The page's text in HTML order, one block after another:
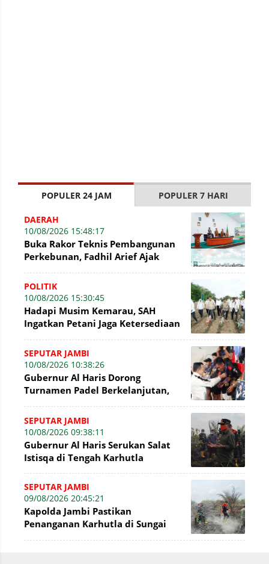
POPULER 24 JAM POPULER 7 HARI
DAERAH
10/08/2026 15:48:17
Buka Rakor Teknis Pembangunan
Perkebunan, Fadhil Arief Ajak
POLITIK
10/08/2026 15:30:45
Hadapi Musim Kemarau, SAH
Ingatkan Petani Jaga Ketersediaan
SEPUTAR JAMBI
10/08/2026 10:38:26
Gubernur Al Haris Dorong
Turnamen Padel Berkelanjutan,
Kebersamaan Masyaraka
SEPUTAR JAMBI
10/08/2026 09:38:11
Gubernur Al Haris Serukan Salat
Istisqa di Tengah Karhutla
SEPUTAR JAMBI
09/08/2026 20:45:21
Kapolda Jambi Pastikan
Penanganan Karhutla di Sungai